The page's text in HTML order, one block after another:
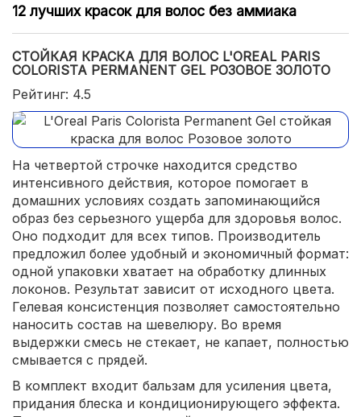
12 лучших красок для волос без аммиака
СТОЙКАЯ КРАСКА ДЛЯ ВОЛОС L'OREAL PARIS
COLORISTA PERMANENT GEL РОЗОВОЕ ЗОЛОТО
Рейтинг: 4.5
На четвертой строчке находится средство
интенсивного действия, которое помогает в
домашних условиях создать запоминающийся
образ без серьезного ущерба для здоровья волос.
Оно подходит для всех типов. Производитель
предложил более удобный и экономичный формат:
одной упаковки хватает на обработку длинных
локонов. Результат зависит от исходного цвета.
Гелевая консистенция позволяет самостоятельно
наносить состав на шевелюру. Во время
выдержки смесь не стекает, не капает, полностью
смывается с прядей.
В комплект входит бальзам для усиления цвета,
придания блеска и кондиционирующего эффекта.